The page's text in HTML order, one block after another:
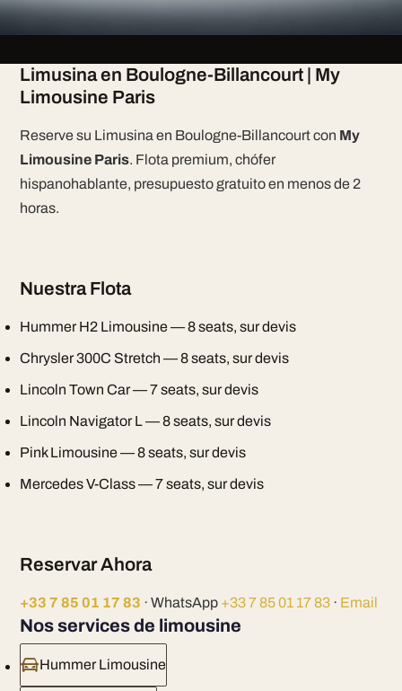
Limusina en Boulogne-Billancourt | My
Limousine Paris
Reserve su Limusina en Boulogne-Billancourt con My
Limousine Paris. Flota premium, chófer
hispanohablante, presupuesto gratuito en menos de 2
horas.
Nuestra Flota
Hummer H2 Limousine — 8 seats, sur devis
Chrysler 300C Stretch — 8 seats, sur devis
Lincoln Town Car — 7 seats, sur devis
Lincoln Navigator L — 8 seats, sur devis
Pink Limousine — 8 seats, sur devis
Mercedes V-Class — 7 seats, sur devis
Reservar Ahora
+33 7 85 01 17 83 · WhatsApp +33 7 85 01 17 83· Email
Nos services de limousine
Hummer Limousine